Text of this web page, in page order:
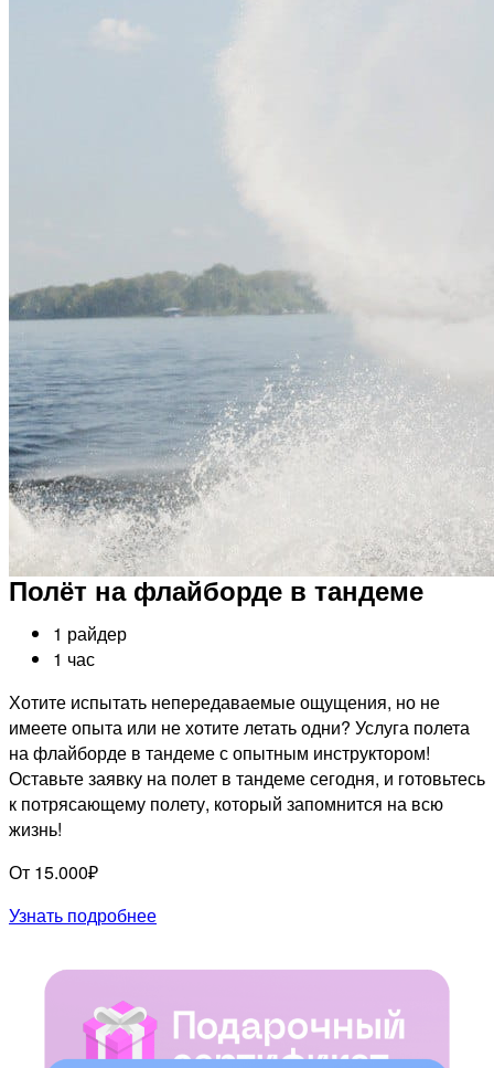
Полёт на флайборде в тандеме
1 райдер
1 час
Хотите испытать непередаваемые ощущения, но не
имеете опыта или не хотите летать одни? Услуга полета
на флайборде в тандеме с опытным инструктором!
Оставьте заявку на полет в тандеме сегодня, и готовьтесь
к потрясающему полету, который запомнится на всю
жизнь!
От 15.000₽
Узнать подробнее